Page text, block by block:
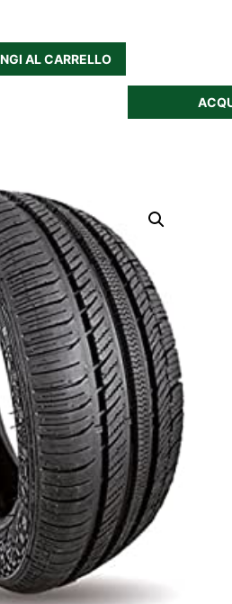
AL CARRELLO